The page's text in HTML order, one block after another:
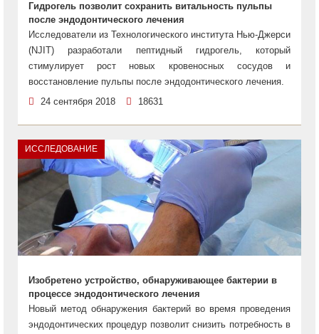
Гидрогель позволит сохранить витальность пульпы
после эндодонтического лечения
Исследователи из Технологического института Нью-Джерси
(NJIT) разработали пептидный гидрогель, который
стимулирует рост новых кровеносных сосудов и
восстановление пульпы после эндодонтического лечения.
24 сентября 2018
18631
ИССЛЕДОВАНИЕ
Изобретено устройство, обнаруживающее бактерии в
процессе эндодонтического лечения
Новый метод обнаружения бактерий во время проведения
эндодонтических процедур позволит снизить потребность в